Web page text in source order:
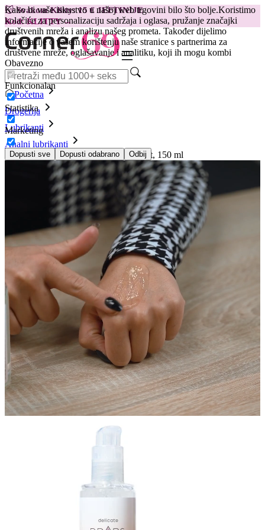
Kako bi vaše iskustvo u našoj web trgovini bilo što bolje.Koristimo
kolačiće za personalizaciju sadržaja i oglasa, pružanje značajki
društvenih mreža i analizu našeg prometa. Također dijelimo
informacije o vašem korištenju naše stranice s partnerima za
društvene mreže, oglašavanje i analitiku, koji ih mogu kombi
Obavezno
Funkcionalan
Statistika
Marketing
Dopusti sve Dopusti odabrano Odbij
😽Svakom Klitty: 15 € JEFTINIJE
Kod: KLITTY →
Početna
Drogerija
Lubrikanti
Analni lubrikanti
Delicate Drops Anal Relaxing lubrikant, 150 ml